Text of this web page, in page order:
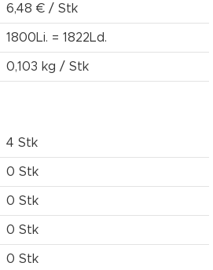
6,48 € / Stk
1800Li. = 1822Ld.
0,103 kg / Stk
4 Stk
0 Stk
0 Stk
0 Stk
0 Stk